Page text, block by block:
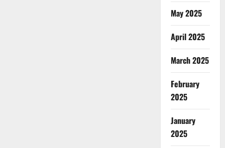
May 2025
April 2025
March 2025
February
2025
January
2025